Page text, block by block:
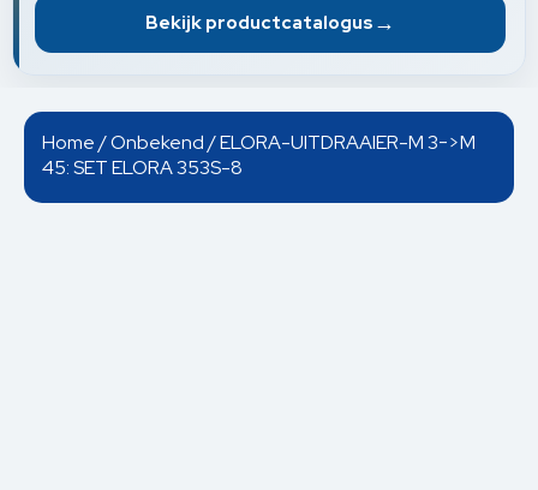
Bekijk productcatalogus →
Home/Onbekend/ ELORA-UITDRAAIER-M 3->M
45: SET ELORA 353S-8